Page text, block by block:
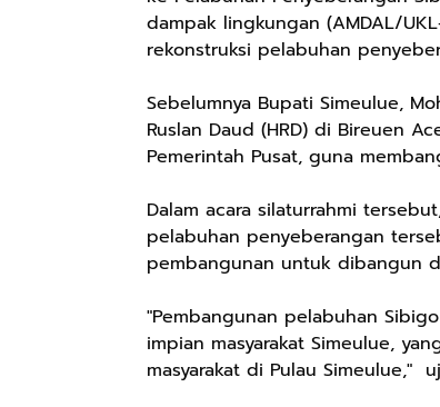
dampak lingkungan (AMDAL/
rekonstruksi pelabuhan
Sebelumnya Bupati Simeulue,
Ruslan Daud (HRD) di Bireuen
Pemerintah Pusat, guna
Dalam acara silaturrahmi
pelabuhan penyeberangan
pembangunan untuk dibangun
"Pembangunan pelabuhan
impian masyarakat Simeulue,
masyarakat di Pulau Simeulue,"